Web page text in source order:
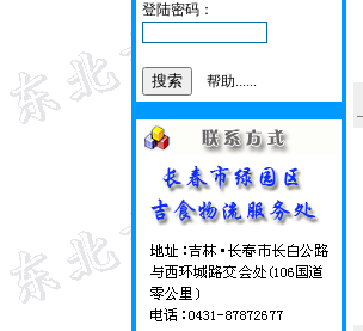
登陆密码：
帮助......